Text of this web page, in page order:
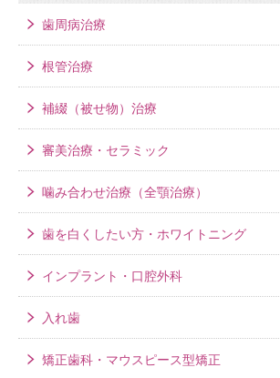
歯周病治療
根管治療
補綴（被せ物）治療
審美治療・セラミック
噛み合わせ治療（全顎治療）
歯を白くしたい方・ホワイトニング
インプラント・口腔外科
入れ歯
矯正歯科・マウスピース型矯正